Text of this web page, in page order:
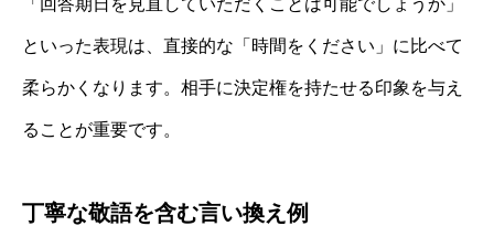
「回答期日を見直していただくことは可能でしょうか」
といった表現は、直接的な「時間をください」に比べて
柔らかくなります。相手に決定権を持たせる印象を与え
ることが重要です。
丁寧な敬語を含む言い換え例